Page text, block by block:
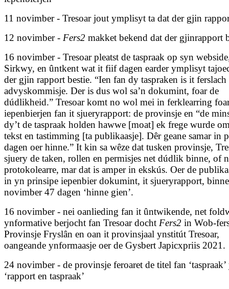
11 novimber - Tresoar jout ymplisyt ta dat der gjin
12 novimber - Fers2 makket bekend dat der gjinrapport
16 novimber - Tresoar pleatst de taspraak op syn
Sirkwy, en ûntkent wat it fiif dagen earder ymplisyt
der gjin rapport bestie. “Ien fan dy taspraken is it ferslach
advyskommisje. Der is dus wol sa’n dokumint, foar de
dúdlikheid.” Tresoar komt no wol mei in ferklearring
iepenbierjen fan it sjueryrapport: de provinsje en “de
dy’t de taspraak holden hawwe [moat] ek frege wurde
tekst en tastimming [ta publikaasje]. Dêr geane samar in
dagen oer hinne.” It kin sa wêze dat tusken provinsje,
sjuery de taken, rollen en permisjes net dúdlik binne, of
protokolearre, mar dat is amper in ekskús. Oer de
in yn prinsipe iepenbier dokumint, it sjueryrapport,
novimber 47 dagen ‘hinne gien’.
16 novimber - nei oanlieding fan it ûntwikende, net
ynformative berjocht fan Tresoar docht Fers2 in Wob-
Provinsje Fryslân en oan it provinsjaal ynstitút Tresoar,
oangeande ynformaasje oer de Gysbert Japicxpriis 2021.
24 novimber - de provinsje feroaret de titel fan
‘rapport en taspraak’